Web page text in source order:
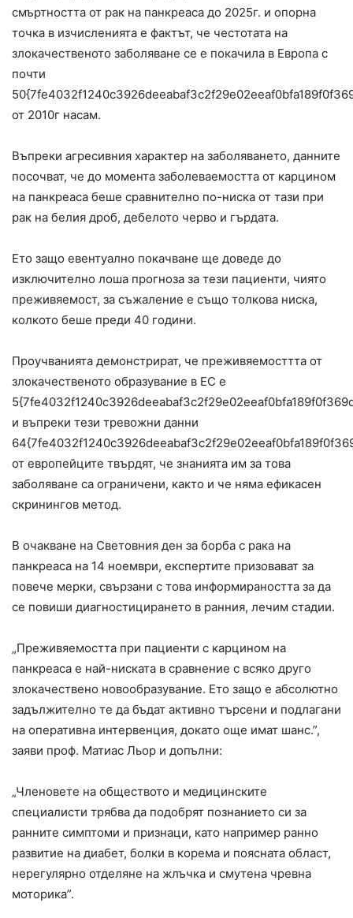
смъртността от рак на панкреаса до 2025г. и опорна
точка в изчисленията е фактът, че честотата на
злокачественото заболяване се е покачила в Европа с
почти
от 2010г насам.
Въпреки агресивния характер на заболяването, данните
посочват, че до момента заболеваемостта от карцином
на панкреаса беше сравнително по-ниска от тази при
рак на белия дроб, дебелото черво и гърдата.
Ето защо евентуално покачване ще доведе до
изключително лоша прогноза за тези пациенти, чиято
преживяемост, за съжаление е също толкова ниска,
колкото беше преди 40 години.
Проучванията демонстрират, че преживяемосттта от
злокачественото образувание в ЕС е
и въпреки тези тревожни данни
от европейците твърдят, че знанията им за това
заболяване са ограничени, както и че няма ефикасен
скринингов метод.
В очакване на Световния ден за борба с рака на
панкреаса на 14 ноември, експертите призовават за
повече мерки, свързани с това информираността за да
се повиши диагностицирането в ранния, лечим стадии.
„Преживяемостта при пациенти с карцином на
панкреаса е най-ниската в сравнение с всяко друго
злокачествено новообразувание. Ето защо е абсолютно
задължително те да бъдат активно търсени и подлагани
на оперативна интервенция, докато още имат шанс.”,
заяви проф. Матиас Льор и допълни:
„Членовете на обществото и медицинските
специалисти трябва да подобрят познанието си за
ранните симптоми и признаци, като например ранно
развитие на диабет, болки в корема и поясната област,
нерегулярно отделяне на жлъчка и смутена чревна
моторика”.